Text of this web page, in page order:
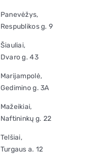
Panevėžys,
Respublikos g. 9
Šiauliai,
Dvaro g. 43
Marijampolė,
Gedimino g. 3A
Mažeikiai,
Naftininkų g. 22
Telšiai,
Turgaus a. 12